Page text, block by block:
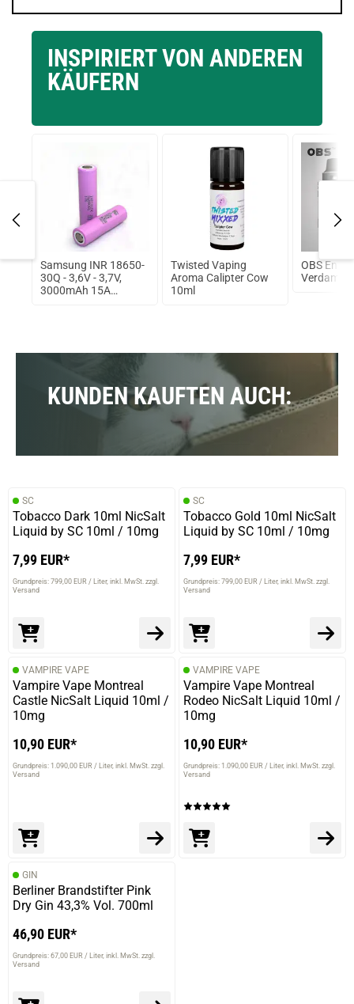
INSPIRIERT VON ANDEREN
KÄUFERN
Samsung INR 18650-
30Q - 3,6V - 3,7V,
3000mAh 15A
Twisted Vaping
Aroma Calipter Cow
10ml
OBS
KUNDEN KAUFTEN AUCH:
SC
Tobacco Dark 10ml NicSalt
Liquid by SC 10ml / 10mg
7,99 EUR*
Grundpreis: 799,00 EUR / Liter inkl. MwSt. zzgl.
Versand
SC
Tobacco Gold 10ml NicSalt
Liquid by SC 10ml / 10mg
7,99 EUR*
Grundpreis: 799,00 EUR / Liter inkl. MwSt. zzgl.
Versand
VAMPIRE VAPE
Vampire Vape Montreal
Castle NicSalt Liquid 10ml /
10mg
10,90 EUR*
Grundpreis: 1.090,00 EUR / Liter inkl. MwSt. zzgl.
Versand
VAMPIRE VAPE
Vampire Vape Montreal
Rodeo NicSalt Liquid 10ml /
10mg
10,90 EUR*
Grundpreis: 1.090,00 EUR / Liter inkl. MwSt. zzgl.
Versand
GIN
Berliner Brandstifter Pink
Dry Gin 43,3% Vol. 700ml
46,90 EUR*
Grundpreis: 67,00 EUR / Liter inkl. MwSt. zzgl.
Versand